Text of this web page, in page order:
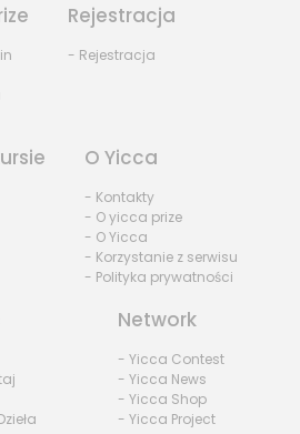
Rejestracja
- Rejestracja
O Yicca
- Kontakty
- O yicca prize
- O Yicca
- Korzystanie z serwisu
- Polityka prywatności
Network
- Yicca Contest
- Yicca News
- Yicca Shop
- Yicca Project